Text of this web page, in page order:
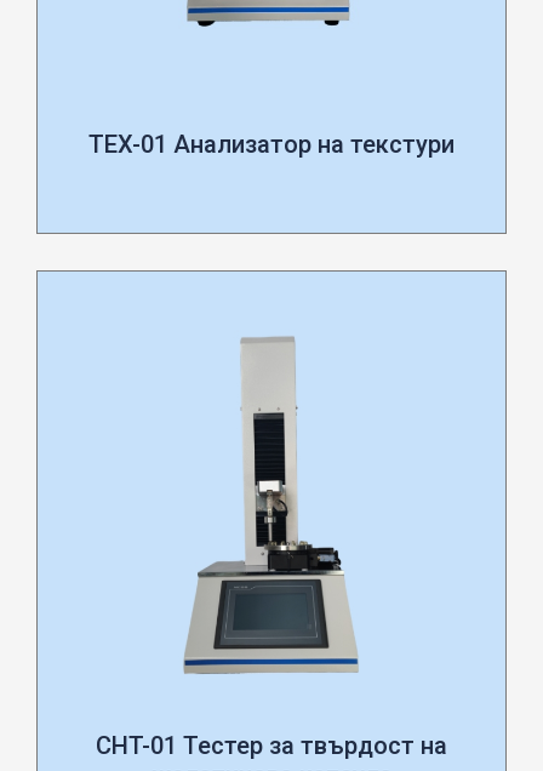
TEX-01 Анализатор на текстури
CHT-01 Тестер за твърдост на